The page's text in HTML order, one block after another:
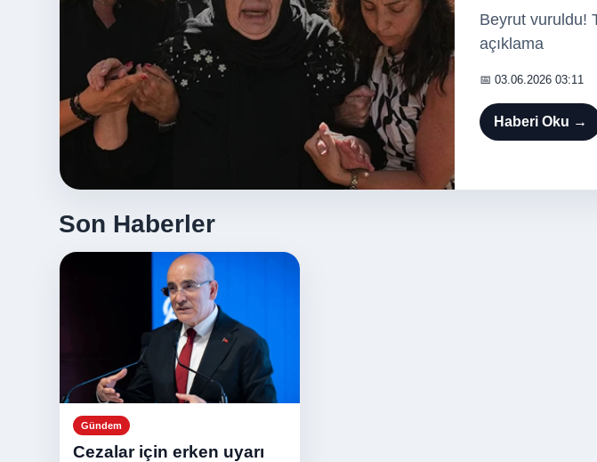
Beyrut vuruldu!
açıklama
📅 03.06.2026 03:11
Haberi Oku →
Son Haberler
Gündem
Cezalar için erken uyarı